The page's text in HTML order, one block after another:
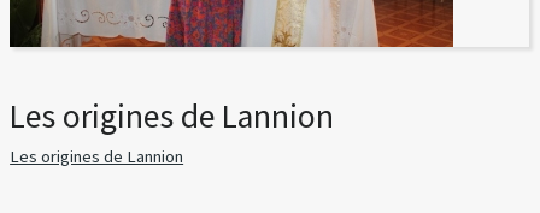
Les origines de Lannion
Les origines de Lannion